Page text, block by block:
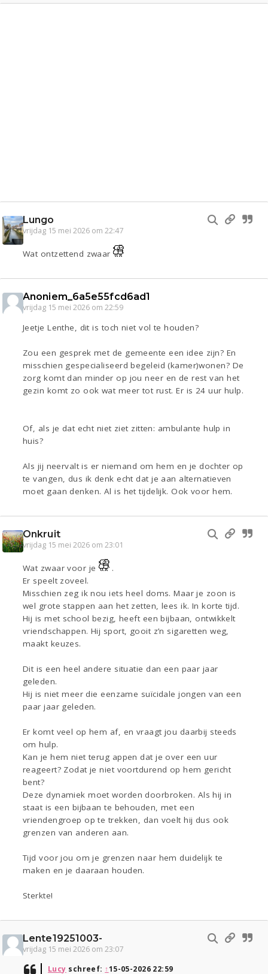
Lungo
vrijdag 15 mei 2026 om 22:47
Wat ontzettend zwaar
Anoniem_6a5e55fcd6ad1
vrijdag 15 mei 2026 om 22:59
Jeetje Lenthe, dit is toch niet vol te houden?
Zou een gesprek met de gemeente een idee zijn? En
misschien gespecialiseerd begeleid (kamer)wonen? De
zorg komt dan minder op jou neer en de rest van het
gezin komt zo ook wat meer tot rust. Er is 24 uur hulp.
Of, als je dat echt niet ziet zitten: ambulante hulp in
huis?
Als jij neervalt is er niemand om hem en je dochter op
te vangen, dus ik denk echt dat je aan alternatieven
moet gaan denken. Al is het tijdelijk. Ook voor hem.
Onkruit
vrijdag 15 mei 2026 om 23:01
Wat zwaar voor je
.
Er speelt zoveel.
Misschien zeg ik nou iets heel doms. Maar je zoon is
wel grote stappen aan het zetten, lees ik. In korte tijd.
Hij is met school bezig, heeft een bijbaan, ontwikkelt
vriendschappen. Hij sport, gooit z’n sigaretten weg,
maakt keuzes.
Dit is een heel andere situatie dan een paar jaar
geleden.
Hij is niet meer die eenzame suïcidale jongen van een
paar jaar geleden.
Er komt veel op hem af, en vraagt jou daarbij steeds
om hulp.
Kan je hem niet terug appen dat je over een uur
reageert? Zodat je niet voortdurend op hem gericht
bent?
Deze dynamiek moet worden doorbroken. Als hij in
staat is een bijbaan te behouden, met een
vriendengroep op te trekken, dan voelt hij dus ook
grenzen van anderen aan.
Tijd voor jou om je grenzen naar hem duidelijk te
maken en je daaraan houden.
Sterkte!
Lente19251003-
vrijdag 15 mei 2026 om 23:07
Lucy schreef: ↑15-05-2026 22:59